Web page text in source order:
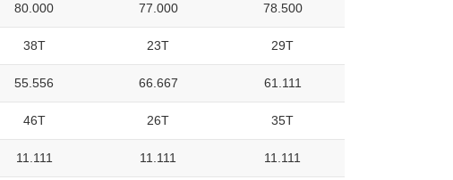
80.000 77.000 78.500
38T 23T 29T
55.556 66.667 61.111
46T 26T 35T
11.111 11.111 11.111